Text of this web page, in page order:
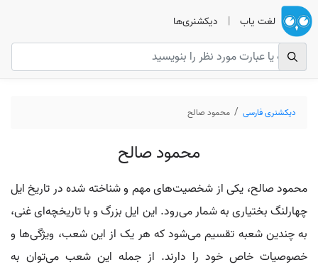
لغت یاب | دیکشنری‌ها
دیکشنری فارسی محمود صالح
محمود صالح
محمود صالح، یکی از شخصیت‌های مهم و شناخته شده در تاریخ ایل
چهارلنگ بختیاری به شمار می‌رود. این ایل بزرگ و با تاریخچه‌ای غنی،
به چندین شعبه تقسیم می‌شود که هر یک از این شعب، ویژگی‌ها و
خصوصیات خاص خود را دارند. از جمله این شعب می‌توان به